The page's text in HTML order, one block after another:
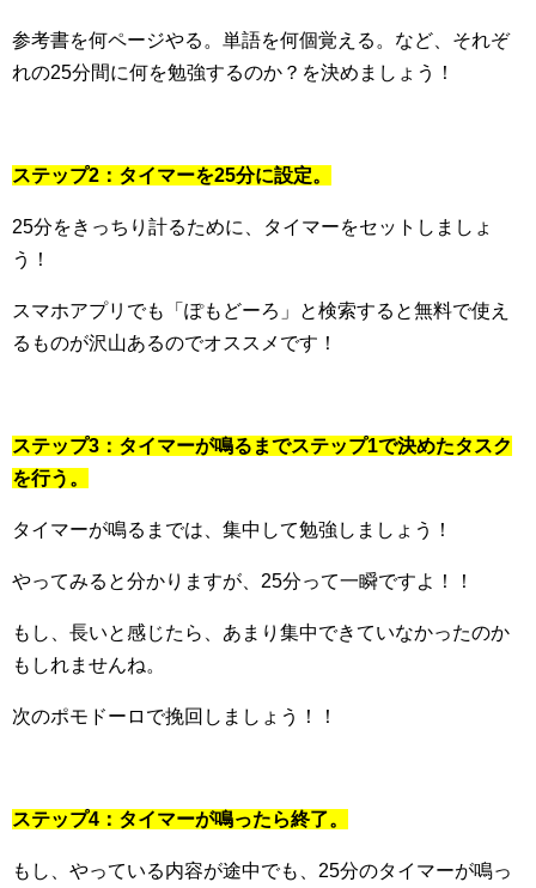
参考書を何ページやる。単語を何個覚える。など、それぞ
れの25分間に何を勉強するのか？を決めましょう！
ステップ2：タイマーを25分に設定。
25分をきっちり計るために、タイマーをセットしましょ
う！
スマホアプリでも「ぽもどーろ」と検索すると無料で使え
るものが沢山あるのでオススメです！
ステップ3：タイマーが鳴るまでステップ1で決めたタスク
を行う。
タイマーが鳴るまでは、集中して勉強しましょう！
やってみると分かりますが、25分って一瞬ですよ！！
もし、長いと感じたら、あまり集中できていなかったのか
もしれませんね。
次のポモドーロで挽回しましょう！！
ステップ4：タイマーが鳴ったら終了。
もし、やっている内容が途中でも、25分のタイマーが鳴っ